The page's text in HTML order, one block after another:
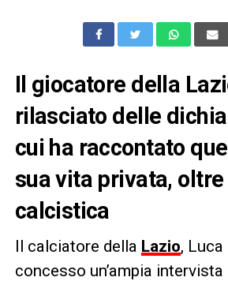
Il giocatore della
rilasciato delle
cui ha raccontato
sua vita privata,
calcistica
Il calciatore della Lazio, Luca
concesso un’ampia